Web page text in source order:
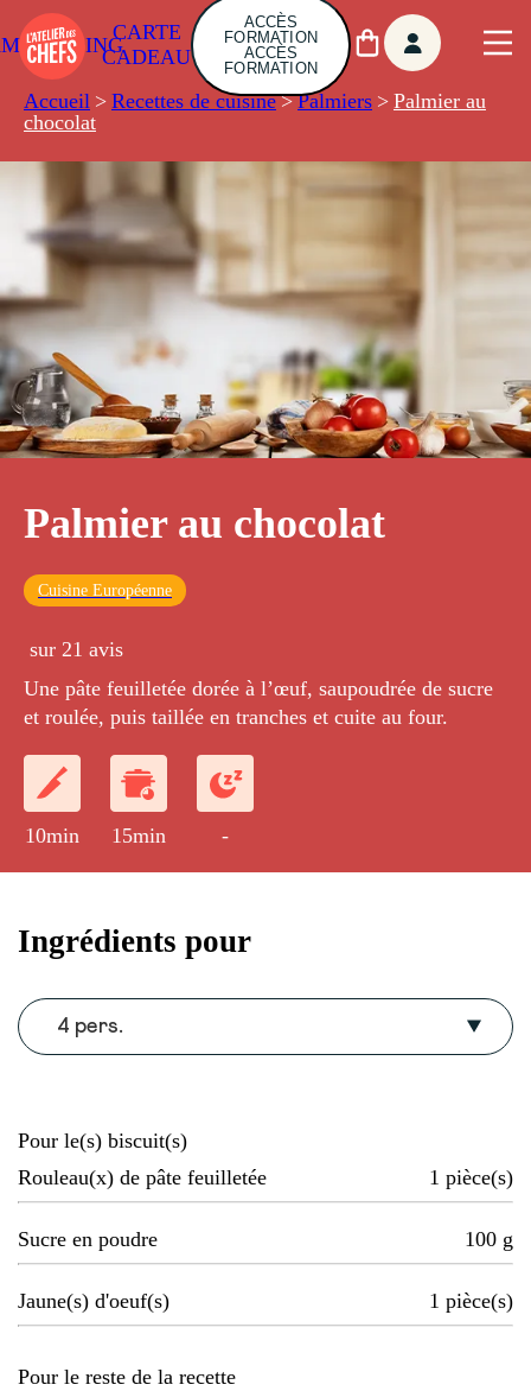
CARTE
CADEAU
ACCÈS
FORMATION
ACCÈS
FORMATION
Accueil > Recettes de cuisine > Palmiers > Palmier au
chocolat
Palmier au chocolat
Cuisine Européenne
sur 21 avis
Une pâte feuilletée dorée à l’œuf, saupoudrée de sucre
et roulée, puis taillée en tranches et cuite au four.
10min 15min -
Ingrédients pour
4 pers.
Pour le(s) biscuit(s)
Rouleau(x) de pâte feuilletée
1 pièce(s)
Sucre en poudre 100 g
Jaune(s) d'oeuf(s) 1 pièce(s)
Pour le reste de la recette